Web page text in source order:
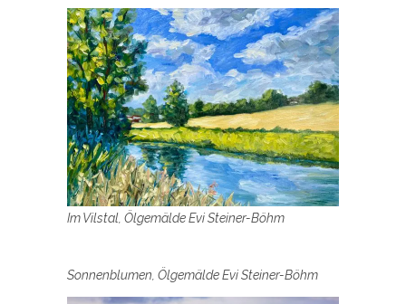
Im Vilstal, Ölgemälde Evi Steiner-Böhm
Sonnenblumen, Ölgemälde Evi Steiner-Böhm